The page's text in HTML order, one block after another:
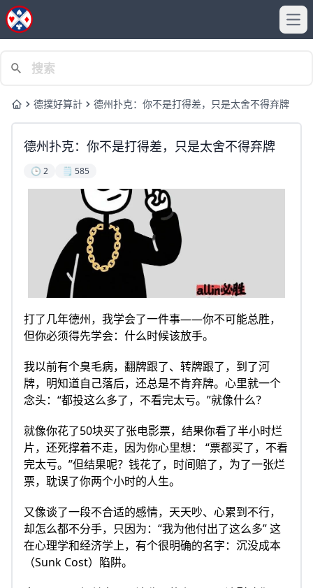
Home德撲好算計 德州扑克：你不是打得差，只是太舍不得弃牌
德州扑克：你不是打得差，只是太舍不得弃牌
🕒 2 🗒️ 585
打了几年德州，我学会了一件事——你不可能总胜，
但你必须得先学会：什么时候该放手。
我以前有个臭毛病，翻牌跟了、转牌跟了，到了河
牌，明知道自己落后，还总是不肯弃牌。心里就一个
念头：“都投这么多了，不看完太亏。”就像什么？
就像你花了50块买了张电影票，结果你看了半小时烂
片，还死撑着不走，因为你心里想： “票都买了，不看
完太亏。”但结果呢？钱花了，时间赔了，为了一张烂
票，耽误了你两个小时的人生。
又像谈了一段不合适的感情，天天吵、心累到不行，
却怎么都不分手，只因为：“我为他付出了这么多” 这
在心理学和经济学上，有个很明确的名字：沉没成本
（Sunk Cost）陷阱。